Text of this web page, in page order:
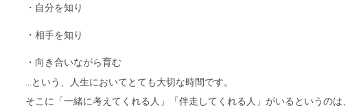
・自分を知り
・相手を知り
・向き合いながら育む
…という、人生においてとても大切な時間です。
そこに「一緒に考えてくれる人」「伴走してくれる人」がいるというのは、